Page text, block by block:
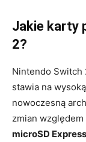
Jakie karty
2?
Nintendo Switch
stawia na
nowoczesną
zmian
microSD Express